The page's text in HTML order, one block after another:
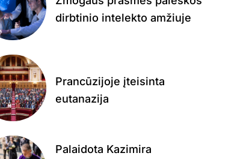
dirbtinio intelekto amžiuje
Prancūzijoje įteisinta
eutanazija
Palaidota Kazimira